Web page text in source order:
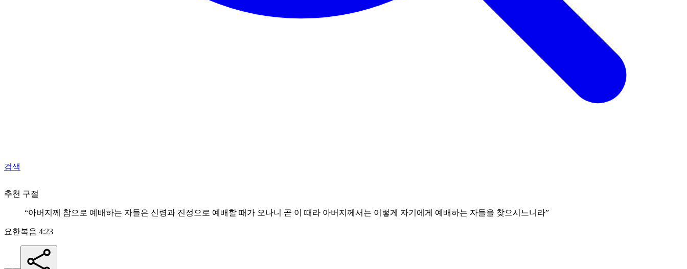
검색
추천 구절
“아버지께 참으로 예배하는 자들은 신령과 진정으로 예배할 때가 오나니 곧 이 때라 아버지께서는 이렇게 자기에게 예배하는 자들을 찾으시느니라”
요한복음 4:23